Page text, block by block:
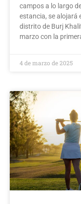
campos a lo largo
estancia, se alojará
distrito de Burj
marzo con la
4 de marzo de 2025